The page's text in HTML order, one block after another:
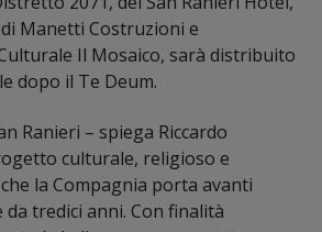
Manetti Costruzioni e
Il Mosaico, sarà distribuito
dopo il Te Deum.
Ranieri – spiega Riccardo
culturale, religioso e
la Compagnia porta avanti
tredici anni. Con finalità